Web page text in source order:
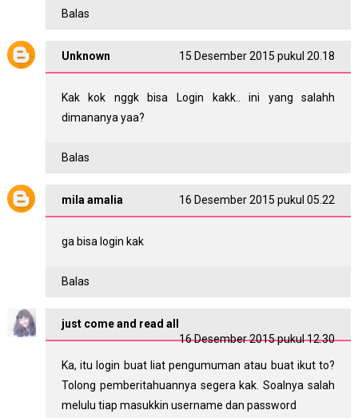
Balas
Unknown 15 Desember 2015 pukul 20.18
Kak kok nggk bisa Login kakk.. ini yang salahh
dimananya yaa?
Balas
mila amalia 16 Desember 2015 pukul 05.22
ga bisa login kak
Balas
just come and read all
16 Desember 2015 pukul 12.30
Ka, itu login buat liat pengumuman atau buat ikut to?
Tolong pemberitahuannya segera kak. Soalnya salah
melulu tiap masukkin username dan password